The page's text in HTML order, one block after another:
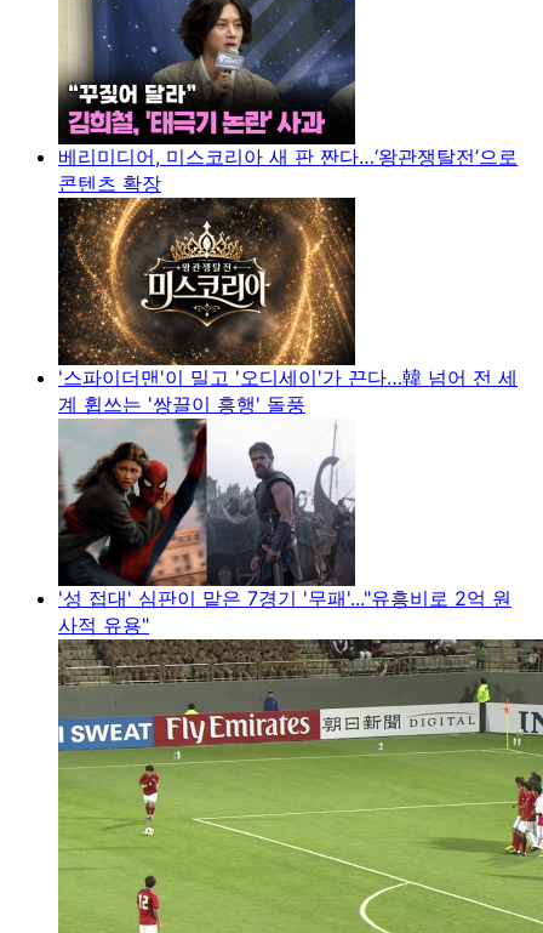
베리미디어, 미스코리아 새 판 짠다…‘왕관쟁탈전’으로
콘텐츠 확장
'스파이더맨'이 밀고 '오디세이'가 끈다…韓 넘어 전 세
계 휩쓰는 '쌍끌이 흥행' 돌풍
'성 접대' 심판이 맡은 7경기 '무패'..."유흥비로 2억 원
사적 유용"